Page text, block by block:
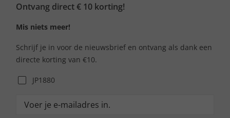
Ontvang direct € 10 korting!
Mis niets meer!
Schrijf je in voor de nieuwsbrief en ontvang als dank een
directe korting van €10.
JP1880